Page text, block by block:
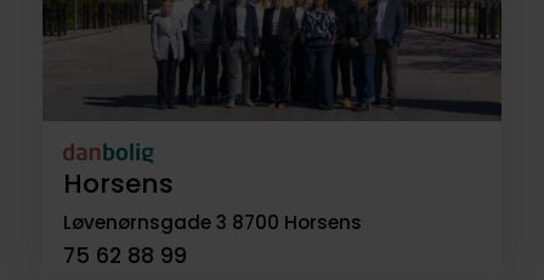
Horsens
Løvenørnsgade 3 8700 Horsens
75 62 88 99